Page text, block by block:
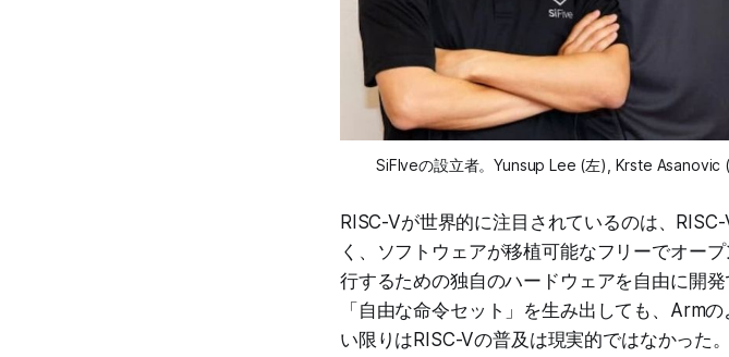
SiFIveの設立者。Yunsup Lee (左), Krste
RISC-Vが世界的に注目されているのは、
く、ソフトウェアが移植可能なフリーでオー
行するための独自のハードウェアを自由に開
「自由な命令セット」を生み出しても、Arm
い限りはRISC-Vの普及は現実的ではなかった